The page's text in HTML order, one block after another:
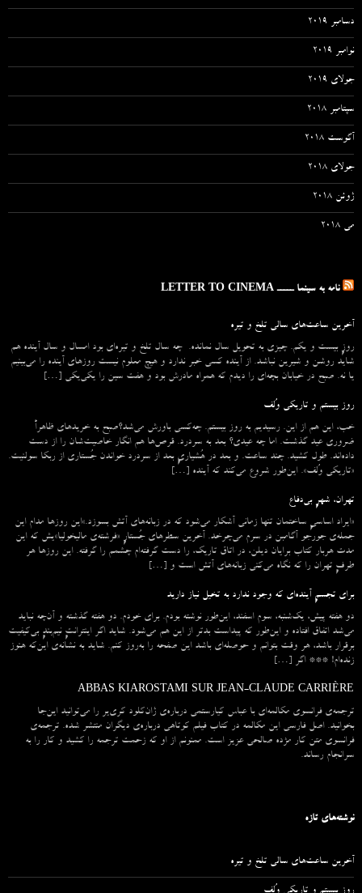
دسامبر 2019
نوامبر 2019
جولای 2019
سپتامبر 2018
آگوست 2018
جولای 2018
ژوئن 2018
می 2018
نامه به سینما ـــــ LETTER TO CINEMA
آخرین ساعت‌های سالی تلخ و تیره
روزِ بیست و یکم. چیزی به تحویل سال نمانده. چه سال تلخ و تیره‌ای بود امسال و سال آینده هم
شاید روشن و شیرین نباشد. از آینده کسی خبر ندارد و هیچ معلوم نیست روزهای آینده را می‌بینیم
یا نه. صبح در خیابان بچه‌ای را دیدم که همراه مادرش بود و هفت سین را یکی‌یکی […]
روز بیستم و تاریکی وُلف
خب، این هم از این. رسیدیم به روز بیستم. چه‌کسی باورش می‌شد؟صبح به خریدهای ظاهراً
ضروری عید گذشت. اما چه عیدی؟ بعد به سردرد. قرص‌ها هم انگار خاصیت‌شان را از دست
داده‌اند. طول کشید. چند ساعت. و بعد در هُشیاریِ بعد از سردرد خواندن جُستاری از ربکا سولنیت.
«تاریکی وُلف». این‌طور شروع می‌‌کند که آینده […]
تهران، شهرِ بی‌دفاع
«ایراد اساسیِ ساختمان تنها زمانی آشکار می‌شود که در زبانه‌‌های آتش بسوزد.»این روزها مدام این
جمله‌ی جورجو آگامبن در سرم می‌چرخد. آخرین سطرهای جُستارِ «فرشته‌ی مالیخولیا»یش که این
مدت هربار کتاب برایان دیلن، در اتاق تاریک، را دست گرفته‌ام چشمم را گرفته. این روزها هر
طرفِ تهران را که نگاه می‌کنی زبانه‌های آتش است و […]
برای تجسمِ آینده‌ای که وجود ندارد به تخیل نیاز دارید
دو هفته پیش، یک‌شنبه، سوم اسفند، این‌طور نوشته بودم. برای خودم. دو هفته گذشته و آن‌چه نباید
می‌شد اتفاق افتاده و این‌طور که پیداست بدتر از این هم می‌شود. شاید اگر اینترانتِ نیم‌بندِ بی‌کیفیت
برقرار باشد، هر وقت بتوانم و حوصله‌ای باشد این صفحه را به‌روز کنم. شاید به نشانه‌ی این‌که هنوز
زنده‌ام! *** اگر […]
ABBAS KIAROSTAMI SUR JEAN-CLAUDE CARRIÈRE
ترجمه‌ی فرانسوی مکالمه‌ای با عباس کیارستمی درباره‌ی ژان‌کلود کری‌یر را می‌توانید این‌جا
بخوانید. اصل فارسی این مکالمه در کتاب فیلم کوتاهی درباره‌ی دیگران منتشر شده. ترجمه‌ی
فرانسوی متن کار مژده صالحی عزیز است. ممنونم از او که زحمت ترجمه را کشید و کار را به
سرانجام رساند.
نوشته‌های تازه
آخرین ساعت‌های سالی تلخ و تیره